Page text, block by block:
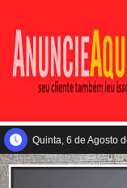
Quinta, 6 de Agosto